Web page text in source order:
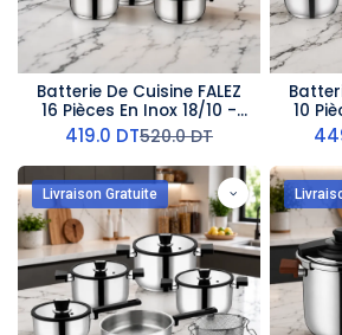
Batterie De Cuisine FALEZ
16 Pièces En Inox 18/10 -
Noir
419.0 DT520.0DT
10
Livraison Gratuite